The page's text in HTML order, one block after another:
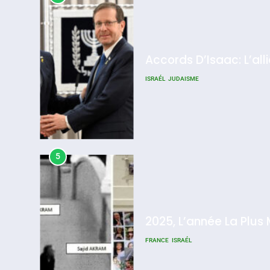
ISRAÉL JUDAISME
5
FRANCE ISRAÉL